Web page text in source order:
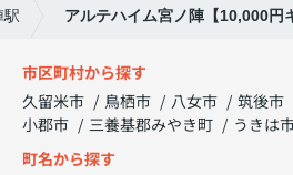
駅 アルテハイム宮ノ陣【10,000円
市区町村から探す
久留米市
鳥栖市 八女市 筑後市
小郡市
三養基郡みやき町 うきは
町名から探す